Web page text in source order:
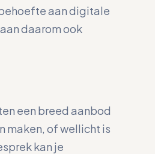
aan digitale
daarom ook
een breed aanbod
maken, of wellicht is
kan je